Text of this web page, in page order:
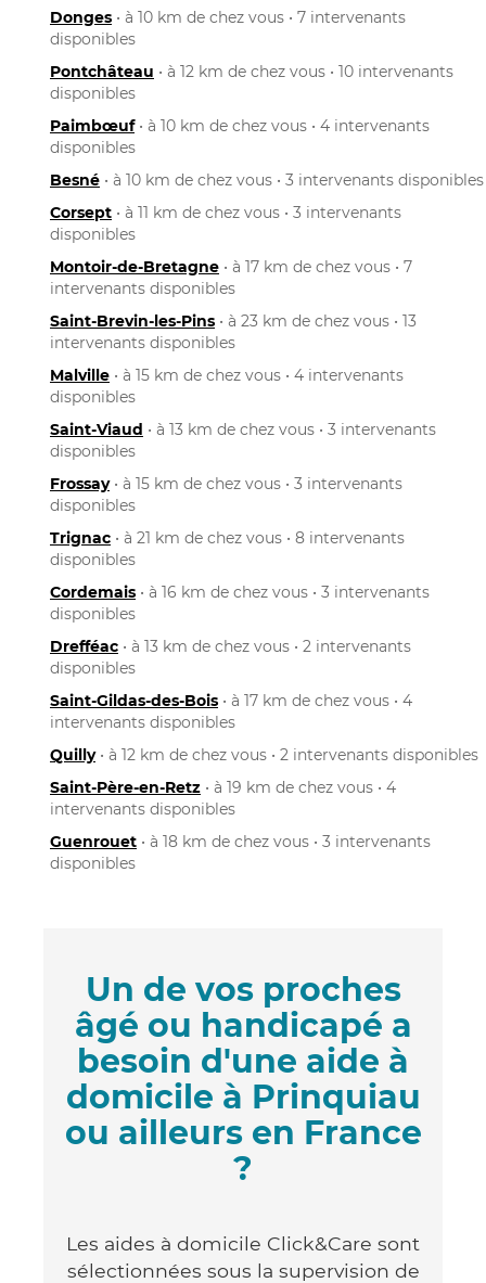
Donges • à 10 km de chez vous • 7 intervenants
disponibles
Pontchâteau • à 12 km de chez vous • 10 intervenants
disponibles
Paimbœuf• à 10 km de chez vous • 4 intervenants
disponibles
Besné • à 10 km de chez vous • 3 intervenants disponibles
Corsept • à 11 km de chez vous • 3 intervenants
disponibles
Montoir-de-Bretagne • à 17 km de chez vous • 7
intervenants disponibles
Saint-Brevin-les-Pins • à 23 km de chez vous • 13
intervenants disponibles
Malville • à 15 km de chez vous • 4 intervenants
disponibles
Saint-Viaud • à 13 km de chez vous • 3 intervenants
disponibles
Frossay• à 15 km de chez vous • 3 intervenants
disponibles
Trignac • à 21 km de chez vous • 8 intervenants
disponibles
Cordemais • à 16 km de chez vous • 3 intervenants
disponibles
Drefféac • à 13 km de chez vous • 2 intervenants
disponibles
Saint-Gildas-des-Bois • à 17 km de chez vous • 4
intervenants disponibles
Quilly• à 12 km de chez vous • 2 intervenants disponibles
Saint-Père-en-Retz • à 19 km de chez vous • 4
intervenants disponibles
Guenrouet • à 18 km de chez vous • 3 intervenants
disponibles
Un de vos proches
âgé ou handicapé a
besoin d'une aide à
domicile à Prinquiau
ou ailleurs en France
?
Les aides à domicile Click&Care sont
sélectionnées sous la supervision de